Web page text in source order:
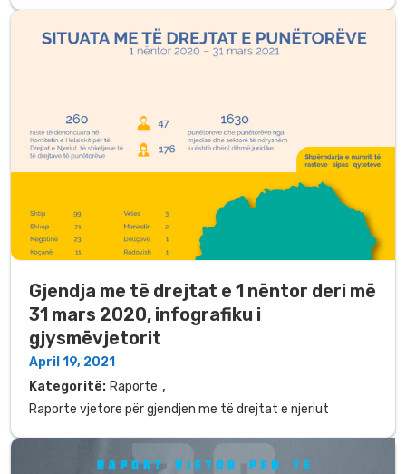
Gjendja me të drejtat e 1 nëntor deri më
31 mars 2020, infografiku i
gjysmëvjetorit
April 19, 2021
Kategoritë: Raporte ,
Raporte vjetore për gjendjen me të drejtat e njeriut